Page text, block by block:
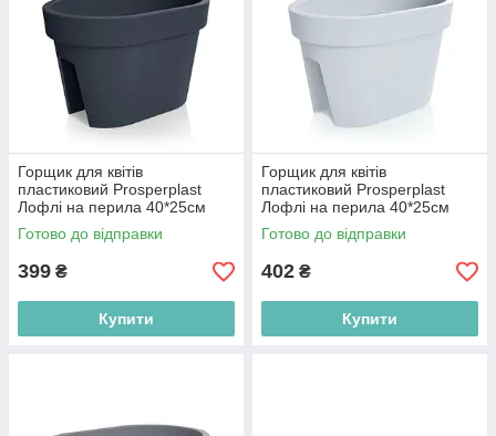
Горщик для квітів
пластиковий Prosperplast
Лофлі на перила 40*25см
антрацит DLOFR400-S433
Готово до відправки
399 ₴
Купити
Горщик для квітів
пластиковий Prosperplast
Лофлі на перила 40*25см
білий DLOFR400-S449
Готово до відправки
402 ₴
Купити